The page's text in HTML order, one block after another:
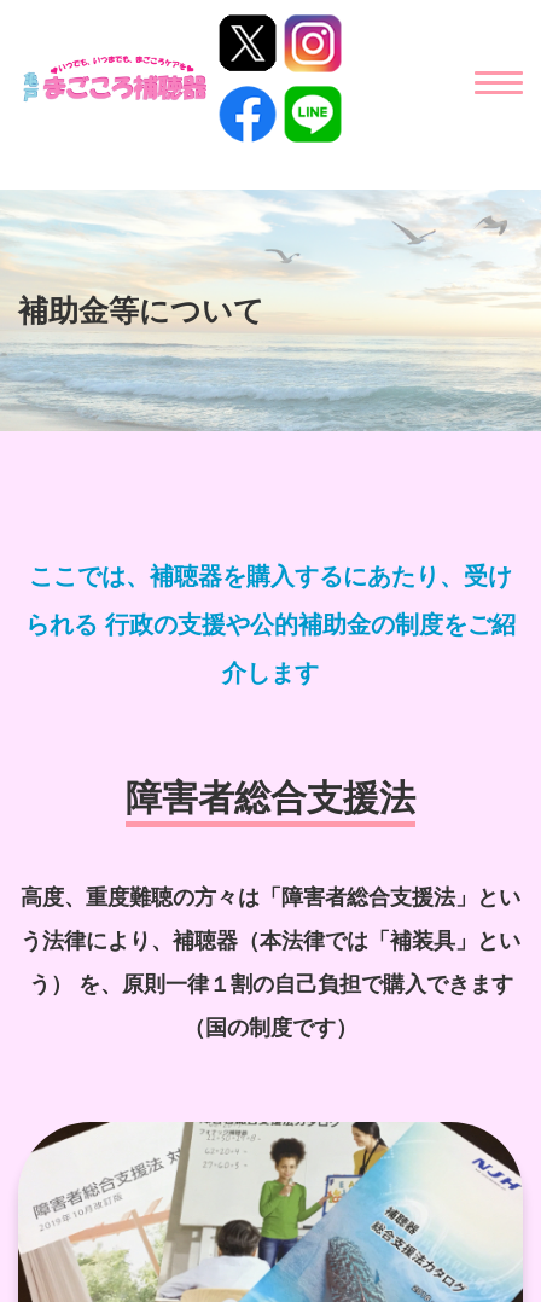
補助金等について
ここでは、補聴器を購入するにあたり、受け
られる 行政の支援や公的補助金の制度をご紹
介します
障害者総合支援法
高度、重度難聴の方々は「障害者総合支援法」とい
う法律により、補聴器（本法律では「補装具」とい
う）
を、原則一律１割の自己負担で購入できます
（国の制度です）